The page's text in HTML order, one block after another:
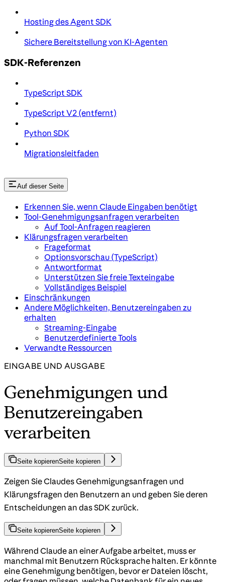
Hosting des Agent SDK
Sichere Bereitstellung von KI-Agenten
SDK-Referenzen
TypeScript SDK
TypeScript V2 (entfernt)
Python SDK
Migrationsleitfaden
Auf dieser Seite
Erkennen Sie, wenn Claude Eingaben benötigt
Tool-Genehmigungsanfragen verarbeiten
Auf Tool-Anfragen reagieren
Klärungsfragen verarbeiten
Frageformat
Optionsvorschau (TypeScript)
Antwortformat
Unterstützen Sie freie Texteingabe
Vollständiges Beispiel
Einschränkungen
Andere Möglichkeiten, Benutzereingaben zu
erhalten
Streaming-Eingabe
Benutzerdefinierte Tools
Verwandte Ressourcen
EINGABE UND AUSGABE
Genehmigungen und
Benutzereingaben
verarbeiten
Seite kopierenSeite kopieren
Zeigen Sie Claudes Genehmigungsanfragen und
Klärungsfragen den Benutzern an und geben Sie deren
Entscheidungen an das SDK zurück.
Seite kopierenSeite kopieren
Während Claude an einer Aufgabe arbeitet, muss er
manchmal mit Benutzern Rücksprache halten. Er könnte
eine Genehmigung benötigen, bevor er Dateien löscht,